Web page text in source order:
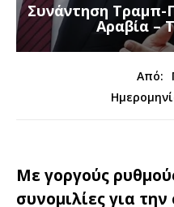
Συνάντηση Τραμπ-
Αραβία –
Από:
Με γοργούς
συνομιλίες για